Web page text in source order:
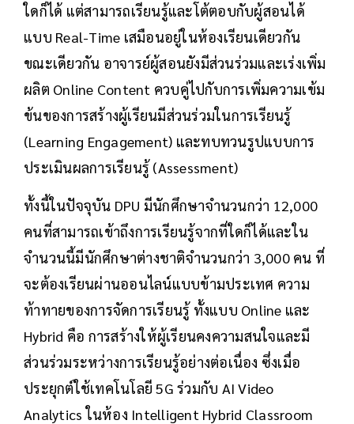
ใดก็ได้ แต่สามารถเรียนรู้และโต้ตอบกับผู้สอนได้
แบบ Real-Time เสมือนอยู่ในห้องเรียนเดียวกัน
ขณะเดียวกัน อาจารย์ผู้สอนยังมีส่วนร่วมและเร่งเพิ่ม
ผลิต Online Content ควบคู่ไปกับการเพิ่มความเข้ม
ข้นของการสร้างผู้เรียนมีส่วนร่วมในการเรียนรู้
(Learning Engagement) และทบทวนรูปแบบการ
ประเมินผลการเรียนรู้ (Assessment)
ทั้งนี้ในปัจจุบัน DPU มีนักศึกษาจำนวนกว่า 12,000
คนที่สามารถเข้าถึงการเรียนรู้จากที่ใดก็ได้และใน
จำนวนนี้มีนักศึกษาต่างชาติจำนวนกว่า 3,000 คน ที่
จะต้องเรียนผ่านออนไลน์แบบข้ามประเทศ ความ
ท้าทายของการจัดการเรียนรู้ ทั้งแบบ Online และ
Hybrid คือ การสร้างให้ผู้เรียนคงความสนใจและมี
ส่วนร่วมระหว่างการเรียนรู้อย่างต่อเนื่อง ซึ่งเมื่อ
ประยุกต์ใช้เทคโนโลยี 5G ร่วมกับ AI Video
Analytics ในห้อง Intelligent Hybrid Classroom